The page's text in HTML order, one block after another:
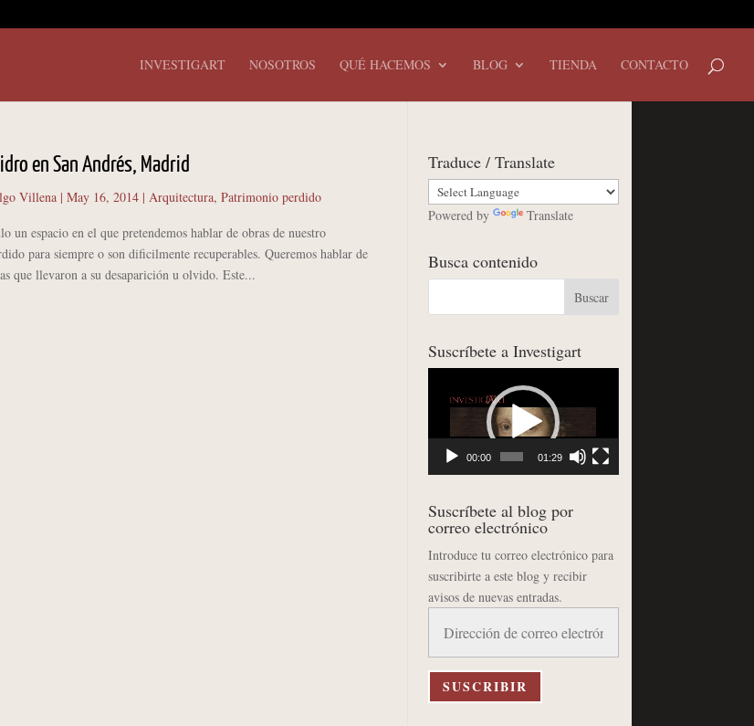
INVESTIGART NOSOTROS QUÉ HACEMOS BLOG TIENDA CONTACTO
en San Andrés, Madrid
Villena| May 16, 2014| Arquitectura, Patrimonio perdido
un espacio en el que pretendemos hablar de obras de nuestro
para siempre o son dificilmente recuperables. Queremos hablar de
que llevaron a su desaparición u olvido. Este...
Traduce / Translate
Powered by Translate
Busca contenido
Suscríbete a Investigart
00:00 01:29
Suscríbete al blog por
correo electrónico
Introduce tu correo electrónico para
suscribirte a este blog y recibir
avisos de nuevas entradas.
correo
electrónico
SUSCRIBIR